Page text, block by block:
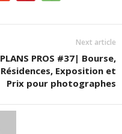
Next article
PLANS PROS #37| Bourse,
Résidences, Exposition et
Prix pour photographes